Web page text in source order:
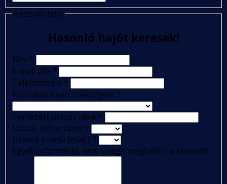
Hasonló hajó
Hasonló hajót keresek!
Név *
E-mail cím *
Telefonszám *
Kapitányra van szükségem *
Tervezett utazás ideje *
Utazás időtartama *
Utasok száma (max.) *
Egyéb információ, amely segít megtalálni a keresett